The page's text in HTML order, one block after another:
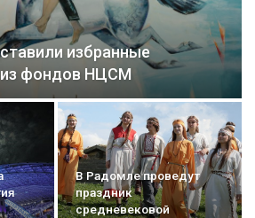
избранные
из фондов НЦСМ
В Радомле проведут
праздник
средневековой